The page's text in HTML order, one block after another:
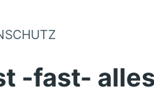
-fast- alles